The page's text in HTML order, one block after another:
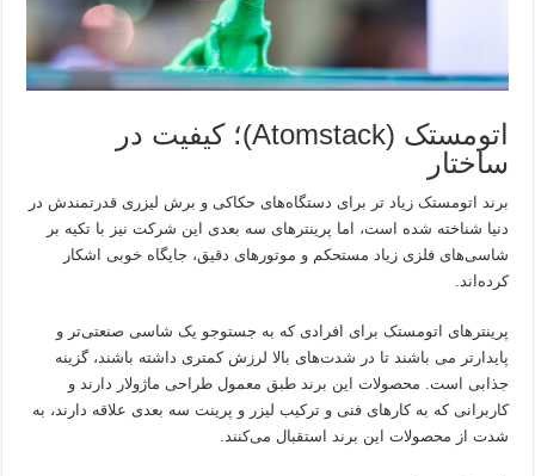
اتومستک (Atomstack)؛ کیفیت در
ساختار
برند اتومستک زیاد تر برای دستگاه‌های حکاکی و برش لیزری قدرتمندش در
دنیا شناخته شده است، اما پرینترهای سه بعدی این شرکت نیز با تکیه بر
شاسی‌های فلزی زیاد مستحکم و موتورهای دقیق، جایگاه خوبی اشکار
کرده‌اند.
پرینترهای اتومستک برای افرادی که به جستوجو یک شاسی صنعتی‌تر و
پایدارتر می باشند تا در شدت‌های بالا لرزش کمتری داشته باشند، گزینه
جذابی است. محصولات این برند طبق معمول طراحی ماژولار دارند و
کاربرانی که به کارهای فنی و ترکیب لیزر و پرینت سه بعدی علاقه دارند، به
شدت از محصولات این برند استقبال می‌کنند.